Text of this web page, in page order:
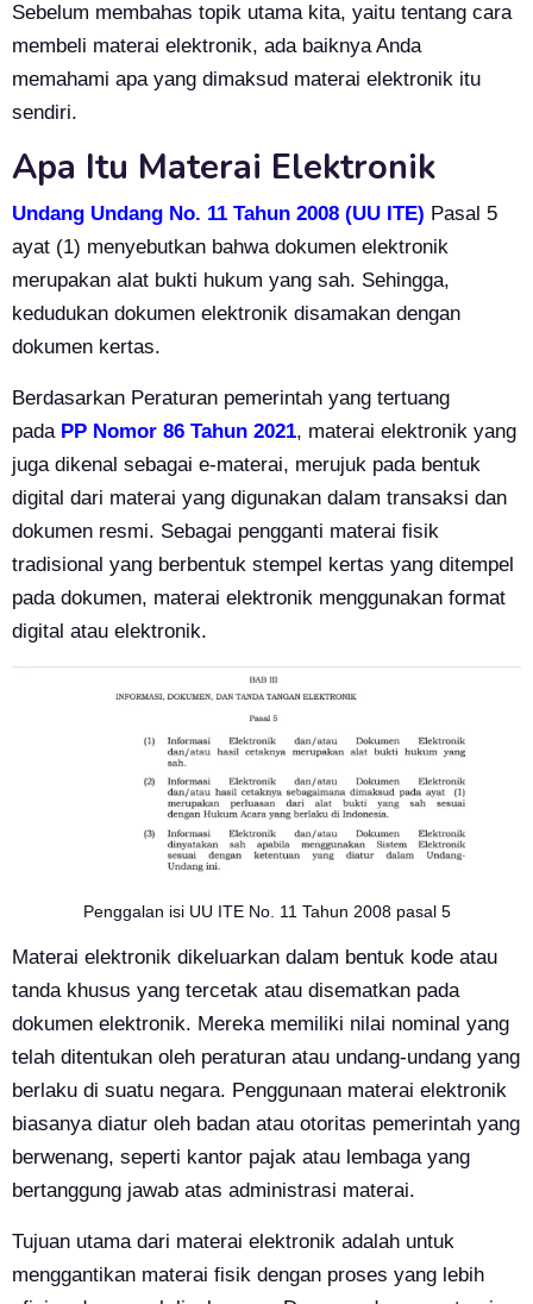
Sebelum membahas topik utama kita, yaitu tentang cara
membeli materai elektronik, ada baiknya Anda
memahami apa yang dimaksud materai elektronik itu
sendiri.
Apa Itu Materai Elektronik
Undang Undang No. 11 Tahun 2008 (UU ITE) Pasal 5
ayat (1) menyebutkan bahwa dokumen elektronik
merupakan alat bukti hukum yang sah. Sehingga,
kedudukan dokumen elektronik disamakan dengan
dokumen kertas.
Berdasarkan Peraturan pemerintah yang tertuang
pada PP Nomor 86 Tahun 2021, materai elektronik yang
juga dikenal sebagai e-materai, merujuk pada bentuk
digital dari materai yang digunakan dalam transaksi dan
dokumen resmi. Sebagai pengganti materai fisik
tradisional yang berbentuk stempel kertas yang ditempel
pada dokumen, materai elektronik menggunakan format
digital atau elektronik.
Penggalan isi UU ITE No. 11 Tahun 2008 pasal 5
Materai elektronik dikeluarkan dalam bentuk kode atau
tanda khusus yang tercetak atau disematkan pada
dokumen elektronik. Mereka memiliki nilai nominal yang
telah ditentukan oleh peraturan atau undang-undang yang
berlaku di suatu negara. Penggunaan materai elektronik
biasanya diatur oleh badan atau otoritas pemerintah yang
berwenang, seperti kantor pajak atau lembaga yang
bertanggung jawab atas administrasi materai.
Tujuan utama dari materai elektronik adalah untuk
menggantikan materai fisik dengan proses yang lebih